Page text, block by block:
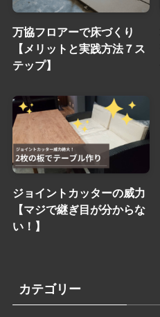
万協フロアーで床づくり
【メリットと実践方法７ス
テップ】
ジョイントカッターの威力
【マジで継ぎ目が分からな
い！】
カテゴリー